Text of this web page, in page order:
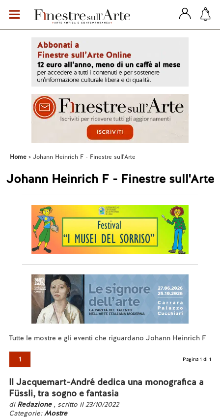
Home Johann Heinrich F - Finestre sull'Arte
Johann Heinrich F - Finestre sull'Arte
Tutte le mostre e gli eventi che riguardano Johann Heinrich F
1 Pagina 1 di 1
Il Jacquemart-André dedica una monografica a
Füssli, tra sogno e fantasia
di Redazione , scritto il 23/10/2022
Categorie:Mostre